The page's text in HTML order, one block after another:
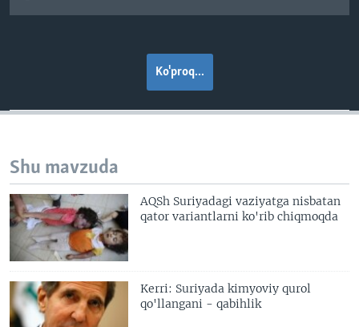
Ko'proq...
Shu mavzuda
AQSh Suriyadagi vaziyatga nisbatan
qator variantlarni ko'rib chiqmoqda
Kerri: Suriyada kimyoviy qurol
qo'llangani - qabihlik